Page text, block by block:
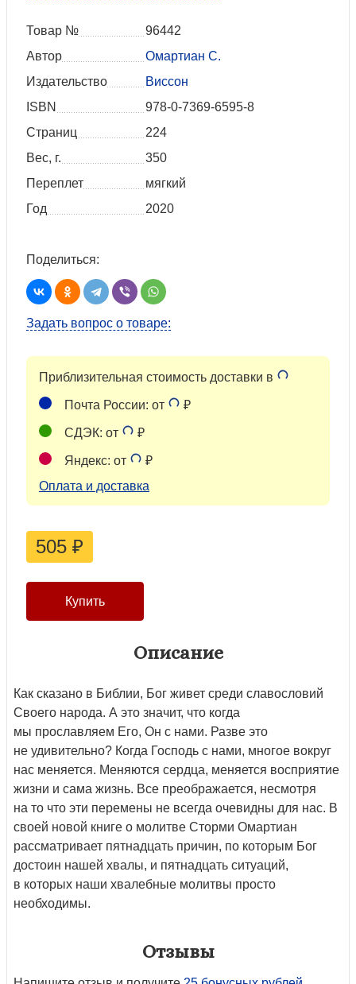
Товар №
96442
Автор
Омартиан С.
Издательство
Виссон
ISBN
978-0-7369-6595-8
Страниц
224
Вес, г.
350
Переплет
мягкий
Год
2020
Поделиться:
Задать вопрос о товаре:
Приблизительная стоимость доставки в
Почта России: от ₽
СДЭК: от ₽
Яндекс: от
₽
Оплата и доставка
505 ₽
Описание
Как сказано в Библии, Бог живет среди славословий
Своего народа. А это значит, что когда
мы прославляем Его, Он с нами. Разве это
не удивительно? Когда Господь с нами, многое вокруг
нас меняется. Меняются сердца, меняется восприятие
жизни и сама жизнь. Все преображается, несмотря
на то что эти перемены не всегда очевидны для нас. В
своей новой книге о молитве Сторми Омартиан
рассматривает пятнадцать причин, по которым Бог
достоин нашей хвалы, и пятнадцать ситуаций,
в которых наши хвалебные молитвы просто
необходимы.
Отзывы